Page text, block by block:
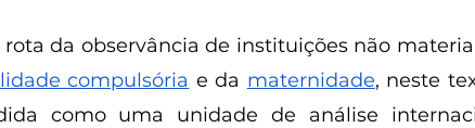
compulsória e da maternidade, neste
como uma unidade de análise